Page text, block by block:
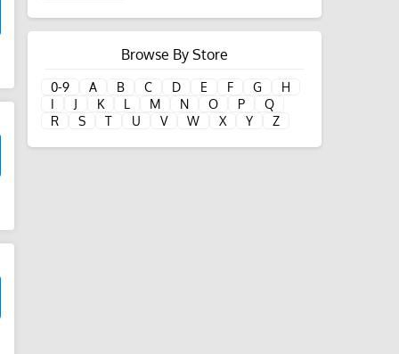
Browse By Store
0-9 A B C D E F G
H
I
J K L M N O P
Q
R
S T U V W X Y Z